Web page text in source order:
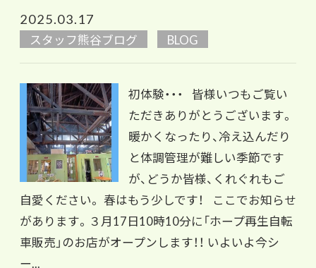
2025.03.17
スタッフ熊谷ブログ BLOG
初体験・・・ 皆様いつもご覧い
ただきありがとうございます。
暖かくなったり、冷え込んだり
と体調管理が難しい季節です
が、どうか皆様、くれぐれもご
自愛ください。 春はもう少しです！ ここでお知らせ
があります。３月17日10時10分に「ホープ再生自転
車販売」のお店がオープンします！！ いよいよ今シ
ー...